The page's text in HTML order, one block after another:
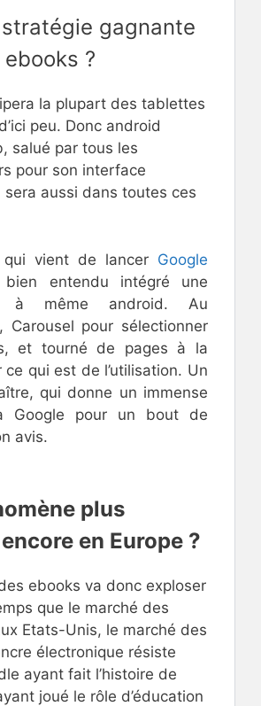
gagnante
?
la plupart des tablettes
peu. Donc android
salué par tous les
pour son interface
sera aussi dans toutes ces
qui vient de lancer Google
entendu intégré une
à même android. Au
Carousel pour sélectionner
et tourné de pages à la
ce qui est de l’utilisation. Un
qui donne un immense
Google pour un bout de
avis.
plus
en Europe ?
ebooks va donc exploser
que le marché des
Etats-Unis, le marché des
électronique résiste
ayant fait l’histoire de
joué le rôle d’éducation